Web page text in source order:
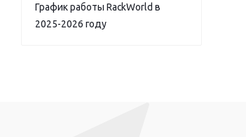
График работы RackWorld в
2025-2026 году